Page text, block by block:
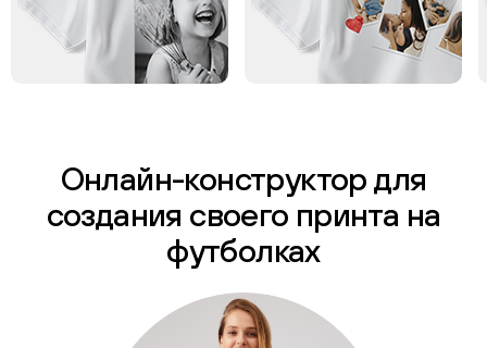
Онлайн-конструктор для
создания своего принта на
футболках